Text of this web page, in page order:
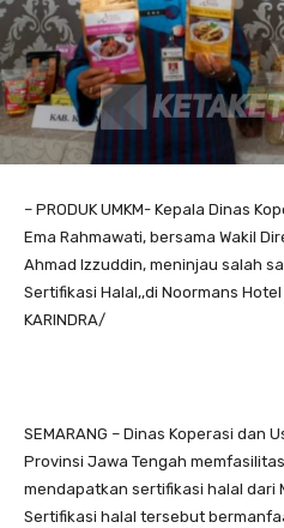
– PRODUK UMKM- Kepala Dinas
Ema Rahmawati, bersama Wakil
Ahmad Izzuddin, meninjau salah
Sertifikasi Halal,,di Noormans Hotel
KARINDRA/
SEMARANG – Dinas Koperasi dan
Provinsi Jawa Tengah
mendapatkan sertifikasi halal dari
Sertifikasi halal tersebut